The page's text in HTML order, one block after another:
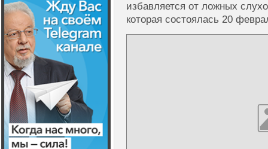
избавляется от ложных
которая состоялась 20